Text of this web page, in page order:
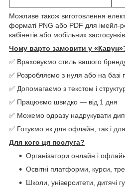
Можливе також виготовлення
форматі PNG або PDF для імейл-
кабінетів або мобільних застосунків.
Чому варто замовити у
✅ Враховуємо стиль вашого
✅ Розробляємо з нуля або на базі
✅ Допомагаємо з текстом і
✅ Працюємо швидко — від 1 дня
✅ Можемо одразу надрукувати
✅ Готуємо як для офлайн, так і
Для кого ця послуга?
Організатори онлайн і
Освітні платформи, курси,
Школи, університети, дитячі